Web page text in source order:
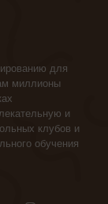
для
миллионы
и
клубов и
обучения